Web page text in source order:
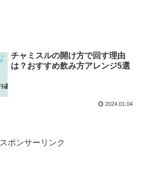
チャミスルの開け方で回す理由
は？おすすめ飲み方アレンジ5選
2024.01.04
スポンサーリンク